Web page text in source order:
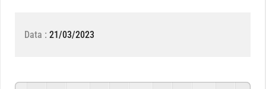
Data : 21/03/2023